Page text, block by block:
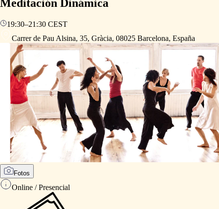
Meditación Dinámica
19:30–21:30 CEST
Carrer de Pau Alsina, 35, Gràcia, 08025 Barcelona, España
Fotos
Online / Presencial